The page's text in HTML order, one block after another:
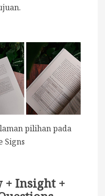
pilihan pada
Signs
+ Insight +